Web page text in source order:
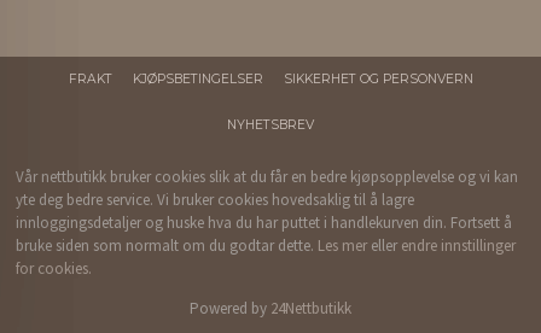
FRAKT KJØPSBETINGELSER SIKKERHET OG PERSONVERN
NYHETSBREV
Vår nettbutikk bruker cookies slik at du får en bedre kjøpsopplevelse og vi kan
yte deg bedre service. Vi bruker cookies hovedsaklig til å lagre
innloggingsdetaljer og huske hva du har puttet i handlekurven din. Fortsett å
bruke siden som normalt om du godtar dette. Les mer eller endre innstillinger
for cookies.
Powered by 24Nettbutikk